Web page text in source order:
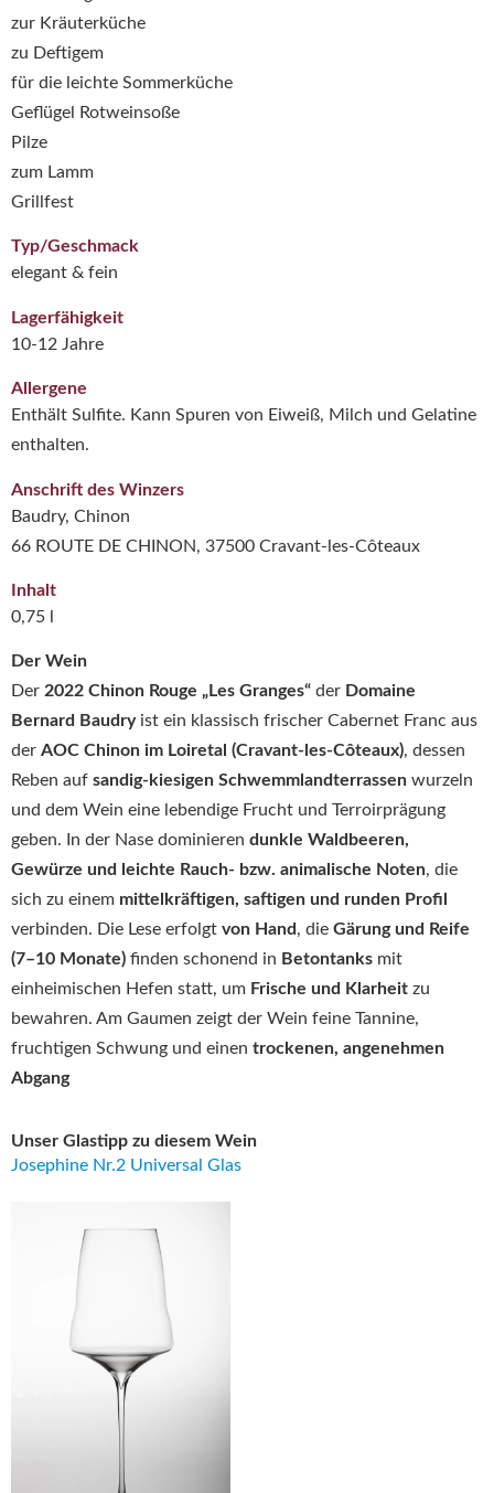
Der Wein
Der 2022 Chinon Rouge „Les Granges“ der Domaine
Bernard Baudryist ein klassisch frischer Cabernet Franc aus
der AOC Chinon im Loiretal (Cravant-les-Côteaux), dessen
Reben auf sandig-kiesigen Schwemmlandterrassen wurzeln
und dem Wein eine lebendige Frucht und Terroirprägung
geben. In der Nase dominieren dunkle Waldbeeren,
Gewürze und leichte Rauch- bzw. animalische Noten, die
sich zu einem mittelkräftigen, saftigen und runden Profil
verbinden. Die Lese erfolgt von Hand, die Gärung und Reife
(7–10 Monate) finden schonend in Betontanks mit
einheimischen Hefen statt, um Frische und Klarheit zu
bewahren. Am Gaumen zeigt der Wein feine Tannine,
fruchtigen Schwung und einen trockenen, angenehmen
Abgang
Unser Glastipp zu diesem Wein
Josephine Nr.2 Universal Glas
zur Kräuterküche
zu Deftigem
für die leichte Sommerküche
Geflügel Rotweinsoße
Pilze
zum Lamm
Grillfest
Typ/Geschmack
elegant & fein
Lagerfähigkeit
10-12 Jahre
Allergene
Enthält Sulfite. Kann Spuren von Eiweiß, Milch und Gelatine
enthalten.
Anschrift des Winzers
Baudry, Chinon
66 ROUTE DE CHINON, 37500 Cravant-les-Côteaux
Inhalt
0,75 l